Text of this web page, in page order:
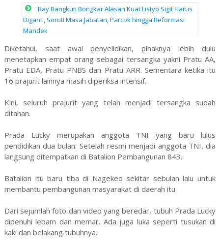
Ray Rangkuti Bongkar Alasan Kuat Listyo Sigit Harus
Diganti, Soroti Masa Jabatan, Parcok hingga Reformasi
Mandek
Diketahui, saat awal penyelidikan, pihaknya lebih dulu
menetapkan empat orang sebagai tersangka yakni Pratu AA,
Pratu EDA, Pratu PNBS dan Pratu ARR. Sementara ketika itu
16 prajurit lainnya masih diperiksa intensif.
Kini, seluruh prajurit yang telah menjadi tersangka sudah
ditahan.
Prada Lucky merupakan anggota TNI yang baru lulus
pendidikan dua bulan. Setelah resmi menjadi anggota TNI, dia
langsung ditempatkan di Batalion Pembangunan 843.
Batalion itu baru tiba di Nagekeo sekitar sebulan lalu untuk
membantu pembangunan masyarakat di daerah itu.
Dari sejumlah foto dan video yang beredar, tubuh Prada Lucky
dipenuhi lebam dan memar. Ada juga luka seperti tusukan di
kaki dan belakang tubuhnya.